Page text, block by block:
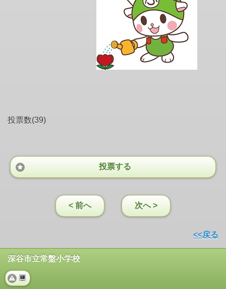
投票数(39)
投票する
< 前へ 次へ >
<<戻る
深谷市立常盤小学校